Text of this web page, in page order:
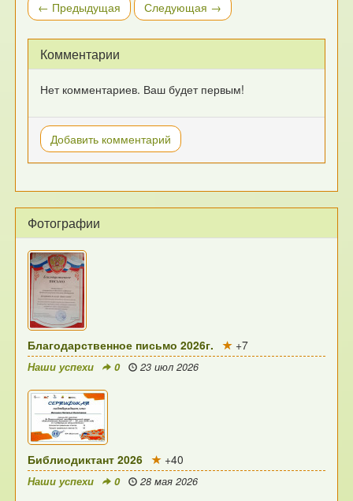
← Предыдущая Следующая →
Комментарии
Нет комментариев. Ваш будет первым!
Добавить комментарий
Фотографии
Благодарственное письмо 2026г. +7
Наши успехи 0 23 июл 2026
Библиодиктант 2026 +40
Наши успехи 0 28 мая 2026